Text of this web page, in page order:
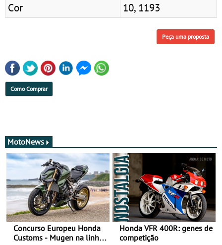
Cor
10, 1193
Peça uma proposta
Como Comprar
MotoNews
Concurso Europeu Honda
Customs - Mugen na linha
Honda VFR 400R: genes de
competição